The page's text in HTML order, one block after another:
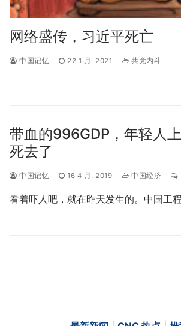
网络盛传，习近平死亡
中国记忆 22 1 月, 2021 共党内斗
带血的996GDP，年轻人
死去了
中国记忆 16 4 月, 2019 中国经济
看着吓人吧，就在昨天发生的。中国工